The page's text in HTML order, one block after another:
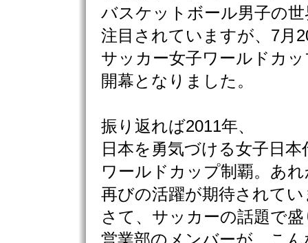
バスケットボール男子の
注目されていますが、7月
サッカー女子ワールドカ
開幕となりました。
振り返れば2011年、
日本を勇気づける女子日本
ワールドカップ制覇。あ
再びの活躍が期待されてい
さて、サッカーの話題で